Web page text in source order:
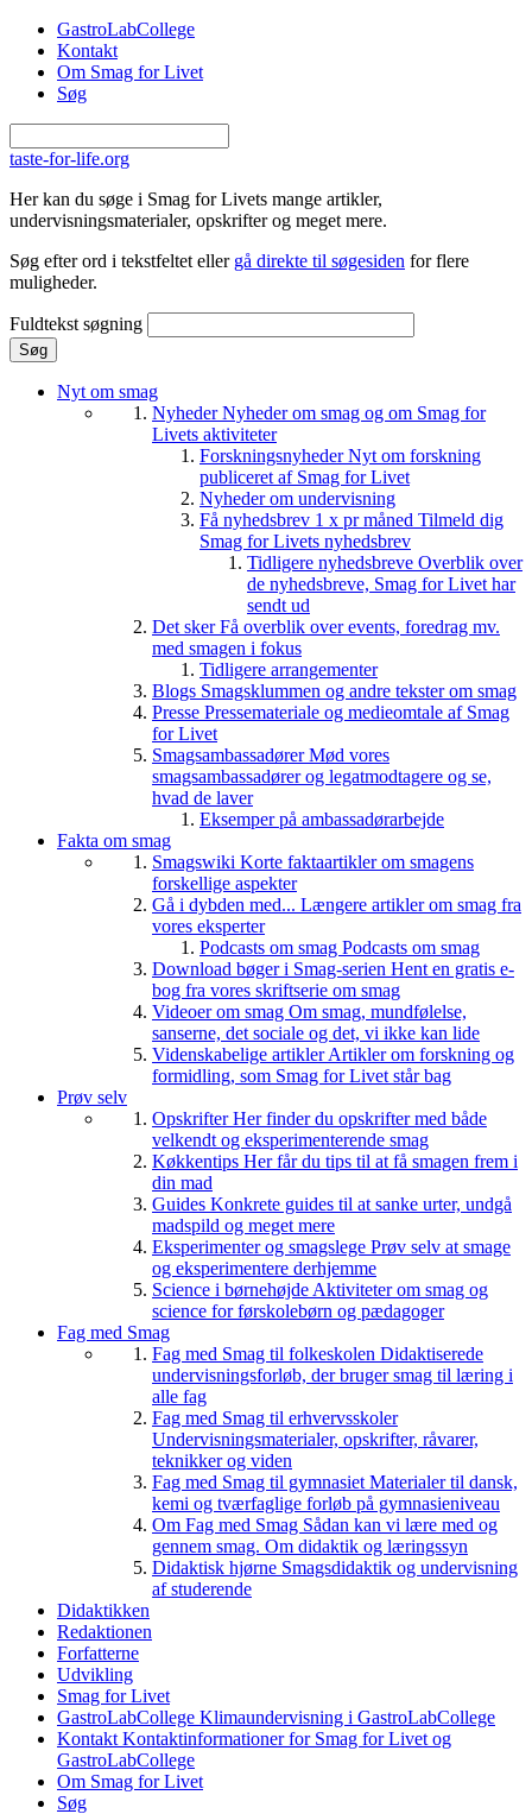
Gå til hovedindhold
GastroLabCollege
Kontakt
Om Smag for Livet
Søg
taste-for-life.org
Her kan du søge i Smag for Livets mange artikler,
undervisningsmaterialer, opskrifter og meget mere.
Søg efter ord i tekstfeltet eller gå direkte til søgesiden for flere
muligheder.
Fuldtekst søgning
Nyt om smag
NyhederNyheder om smag og om Smag for
Livets aktiviteter
ForskningsnyhederNyt om forskning
publiceret af Smag for Livet
Nyheder om undervisning
Få nyhedsbrev 1 x pr måned Tilmeld dig
Smag for Livets nyhedsbrev
Tidligere nyhedsbreve Overblik over
de nyhedsbreve, Smag for Livet har
sendt ud
Det skerFå overblik over events, foredrag mv.
med smagen i fokus
Tidligere arrangementer
Blogs Smagsklummen og andre tekster om smag
Presse Pressemateriale og medieomtale af Smag
for Livet
SmagsambassadørerMød vores
smagsambassadører og legatmodtagere og se,
hvad de laver
Eksemper på ambassadørarbejde
Fakta om smag
Smagswiki Korte faktaartikler om smagens
forskellige aspekter
Gå i dybden med... Længere artikler om smag fra
vores eksperter
Podcasts om smag Podcasts om smag
Download bøger i Smag-serien Hent en gratis e-
bog fra vores skriftserie om smag
Videoer om smag Om smag, mundfølelse,
sanserne, det sociale og det, vi ikke kan lide
Videnskabelige artiklerArtikler om forskning og
formidling, som Smag for Livet står bag
Prøv selv
OpskrifterHer finder du opskrifter med både
velkendt og eksperimenterende smag
Køkkentips Her får du tips til at få smagen frem i
din mad
Guides Konkrete guides til at sanke urter, undgå
madspild og meget mere
Eksperimenter og smagslege Prøv selv at smage
og eksperimentere derhjemme
Science i børnehøjde Aktiviteter om smag og
science for førskolebørn og pædagoger
Fag med Smag
Fag med Smag til folkeskolen Didaktiserede
undervisningsforløb, der bruger smag til læring i
alle fag
Fag med Smag til erhvervsskoler
Undervisningsmaterialer, opskrifter, råvarer,
teknikker og viden
Fag med Smag til gymnasiet Materialer til dansk,
kemi og tværfaglige forløb på gymnasieniveau
Om Fag med Smag Sådan kan vi lære med og
gennem smag. Om didaktik og læringssyn
Didaktisk hjørne Smagsdidaktik og undervisning
af studerende
Didaktikken
Redaktionen
Forfatterne
Udvikling
Smag for Livet
GastroLabCollege Klimaundervisning i GastroLabCollege
Kontakt Kontaktinformationer for Smag for Livet og
GastroLabCollege
Om Smag for Livet
Søg